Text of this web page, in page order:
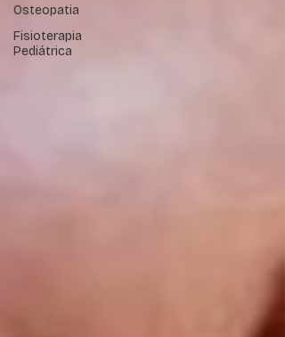
Osteopatia
Fisioterapia
Pediátrica